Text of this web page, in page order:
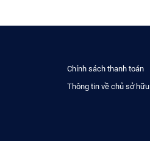
Chính sách thanh toán
Thông tin về chủ sở hữu